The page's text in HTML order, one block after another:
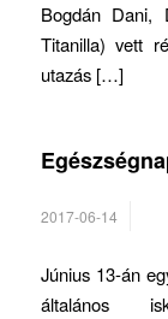
Bogdán Dani,
Titanilla) vett
utazás […]
2017-06-14
Június 13-án
általános